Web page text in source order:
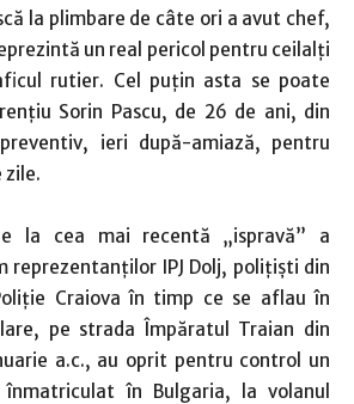
la plimbare de câte ori a avut chef,
un real pericol pentru ceilalţi
rutier. Cel puţin asta se poate
Sorin Pascu, de 26 de ani, din
ieri după-amiază, pentru
zile.
la cea mai recentă „ispravă” a
reprezentanţilor IPJ Dolj, poliţişti din
Craiova în timp ce se aflau în
pe strada Împăratul Traian din
a.c., au oprit pentru control un
în Bulgaria, la volanul